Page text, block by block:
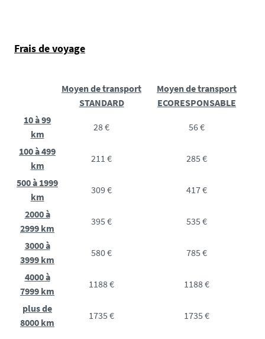
Frais de voyage
Moyen de transport
STANDARD
Moyen de transport
ECORESPONSABLE
10 à 99
km
28 € 56 €
100 à 499
km
211 € 285 €
500 à 1999
km
309 € 417 €
2000 à
2999 km
395 € 535 €
3000 à
3999 km
580 € 785 €
4000 à
7999 km
1188 € 1188 €
plus de
8000 km
1735 € 1735 €